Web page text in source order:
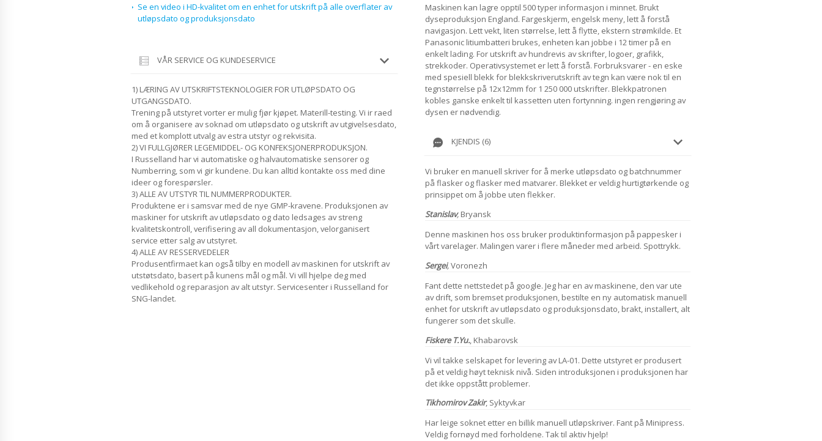
Se en video i HD-kvalitet om en enhet for utskrift på alle overflater av
utløpsdato og produksjonsdato
VÅR SERVICE OG KUNDESERVICE
1) LÆRING AV UTSKRIFTSTEKNOLOGIER FOR UTLØPSDATO OG
UTGANGSDATO.
Trening på utstyret vorter er mulig fjør kjøpet. Materill-testing. Vi ir raed
om å organisere av soknad om utløpsdato og utskrift av utgivelsesdato,
med et komplott utvalg av estra utstyr og rekvisita.
2) VI FULLGJØRER LEGEMIDDEL- OG KONFEKSJONERPRODUKSJON.
I Russelland har vi automatiske og halvautomatiske sensorer og
Numberring, som vi gir kundene. Du kan alltid kontakte oss med dine
ideer og forespørsler.
3) ALLE AV UTSTYR TIL NUMMERPRODUKTER.
Produktene er i samsvar med de nye GMP-kravene. Produksjonen av
maskiner for utskrift av utløpsdato og dato ledsages av streng
kvalitetskontroll, verifisering av all dokumentasjon, velorganisert
service etter salg av utstyret.
4) ALLE AV RESSERVEDELER
Produsentfirmaet kan også tilby en modell av maskinen for utskrift av
utstøtsdato, basert på kunens mål og mål. Vi vill hjelpe deg med
vedlikehold og reparasjon av alt utstyr. Servicesenter i Russelland for
SNG-landet.
Maskinen kan lagre opptil 500 typer informasjon i minnet. Brukt
dyseproduksjon England. Fargeskjerm, engelsk meny, lett å forstå
navigasjon. Lett vekt, liten størrelse, lett å flytte, ekstern strømkilde. Et
Panasonic litiumbatteri brukes, enheten kan jobbe i 12 timer på en
enkelt lading. For utskrift av hundrevis av skrifter, logoer, grafikk,
strekkoder. Operativsystemet er lett å forstå. Forbruksvarer - en eske
med spesiell blekk for blekkskriverutskrift av tegn kan være nok til en
tegnstørrelse på 12x12mm for 1 250 000 utskrifter. Blekkpatronen
kobles ganske enkelt til kassetten uten fortynning. ingen rengjøring av
dysen er nødvendig.
KJENDIS (6)
Vi bruker en manuell skriver for å merke utløpsdato og batchnummer
på flasker og flasker med matvarer. Blekket er veldig hurtigtørkende og
prinsippet om å jobbe uten flekker.
Stanislav, Bryansk
Denne maskinen hos oss bruker produktinformasjon på pappesker i
vårt varelager. Malingen varer i flere måneder med arbeid. Spottrykk.
Sergei,Voronezh
Fant dette nettstedet på google. Jeg har en av maskinene, den var ute
av drift, som bremset produksjonen, bestilte en ny automatisk manuell
enhet for utskrift av utløpsdato og produksjonsdato, brakt, installert, alt
fungerer som det skulle.
FiskereT.Yu. Khabarovsk
Vi vil takke selskapet for levering av LA-01. Dette utstyret er produsert
på et veldig høyt teknisk nivå. Siden introduksjonen i produksjonen har
det ikke oppstått problemer.
TikhomirovZakir, Syktyvkar
Har leige soknet etter en billik manuell utløpskriver. Fant på Minipress.
Veldig fornøyd med forholdene. Tak til aktiv hjelp!